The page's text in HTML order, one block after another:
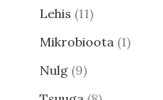
Lehis 11
Mikrobioota 1
Nulg 9